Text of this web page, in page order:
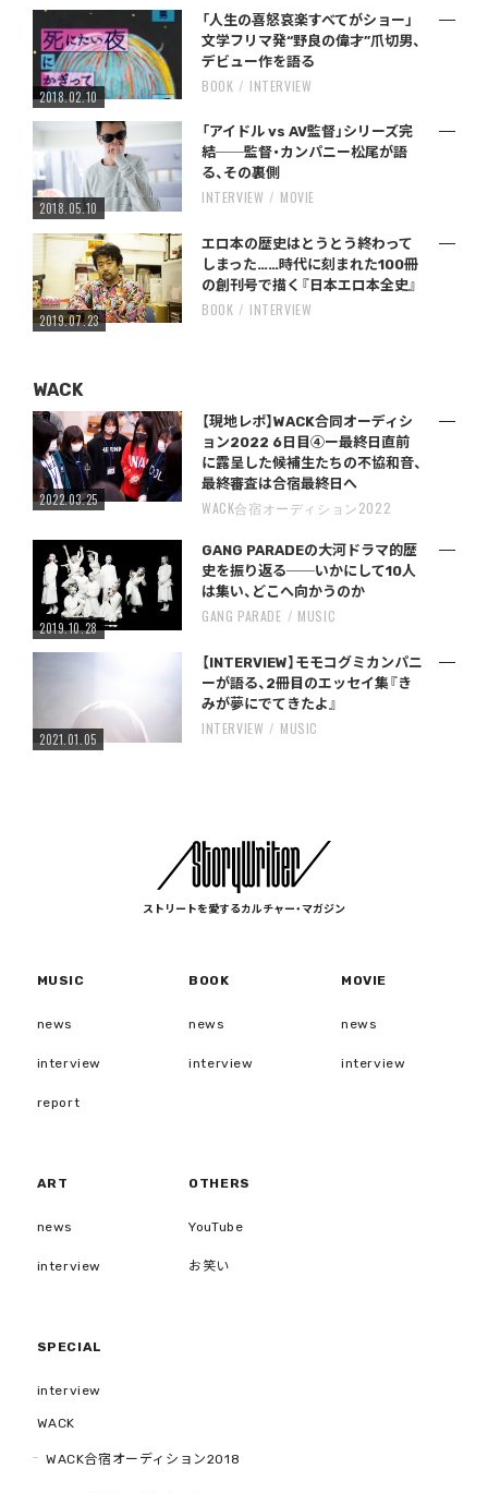
2018.02.10
「人生の喜怒哀楽すべてがショー」
文学フリマ発“野良の偉才”爪切男、
デビュー作を語る
BOOK INTERVIEW
2018.05.10
「アイドル vs AV監督」シリーズ完
結──監督・カンパニー松尾が語
る、その裏側
INTERVIEW MOVIE
2019.07.23
エロ本の歴史はとうとう終わって
しまった……時代に刻まれた100冊
の創刊号で描く『日本エロ本全史』
BOOK INTERVIEW
WACK
2022.03.25
【現地レポ】WACK合同オーディシ
ョン2022 6日目④ー最終日直前
に露呈した候補生たちの不協和音、
最終審査は合宿最終日へ
WACK合宿オーディション2022
2019.10.28
GANG PARADEの大河ドラマ的歴
史を振り返る──いかにして10人
は集い、どこへ向かうのか
GANG PARADE MUSIC
2021.01.05
【INTERVIEW】モモコグミカンパニ
ーが語る、2冊目のエッセイ集『き
みが夢にでてきたよ』
INTERVIEW MUSIC
ストリートを愛するカルチャー・マガジン
MUSIC
news
interview
report
BOOK
news
interview
MOVIE
news
interview
ART
news
interview
OTHERS
YouTube
お笑い
SPECIAL
interview
WACK
WACK合宿オーディション2018